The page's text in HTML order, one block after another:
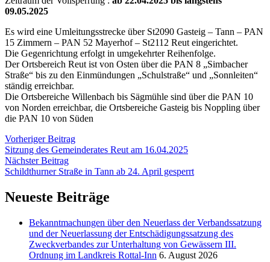
09.05.2025
Es wird eine Umleitungsstrecke über St2090 Gasteig – Tann – PAN
15 Zimmern – PAN 52 Mayerhof – St2112 Reut eingerichtet.
Die Gegenrichtung erfolgt in umgekehrter Reihenfolge.
Der Ortsbereich Reut ist von Osten über die PAN 8 „Simbacher
Straße“ bis zu den Einmündungen „Schulstraße“ und „Sonnleiten“
ständig erreichbar.
Die Ortsbereiche Willenbach bis Sägmühle sind über die PAN 10
von Norden erreichbar, die Ortsbereiche Gasteig bis Noppling über
die PAN 10 von Süden
Vorheriger Beitrag
Sitzung des Gemeinderates Reut am 16.04.2025
Nächster Beitrag
Schildthurner Straße in Tann ab 24. April gesperrt
Neueste Beiträge
Bekanntmachungen über den Neuerlass der Verbandssatzung
und der Neuerlassung der Entschädigungssatzung des
Zweckverbandes zur Unterhaltung von Gewässern III.
Ordnung im Landkreis Rottal-Inn 6. August 2026